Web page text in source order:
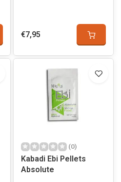
€7,95
(0)
Kabadi Ebi Pellets
Absolute